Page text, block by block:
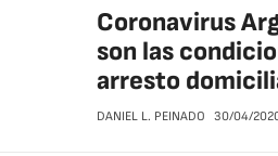
Coronavirus
son las
arresto
DANIEL L. PEINADO 30/04/